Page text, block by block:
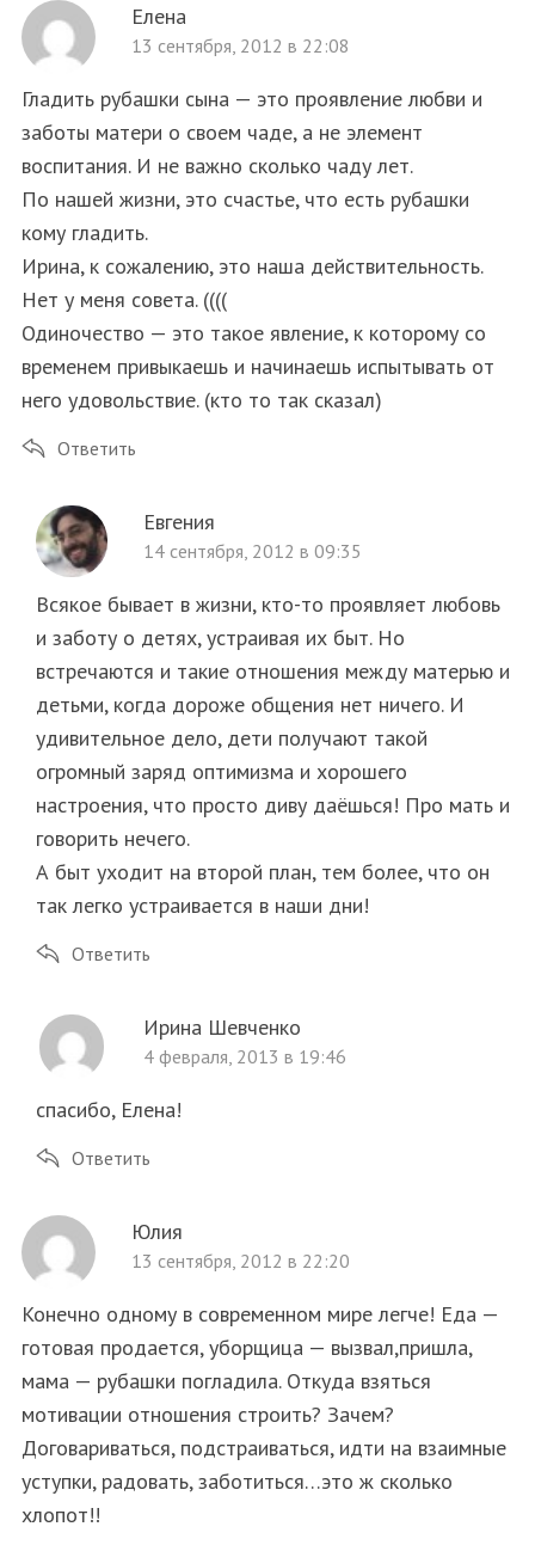
Елена
13 сентября, 2012 в 22:08
Гладить рубашки сына — это проявление любви и
заботы матери о своем чаде, а не элемент
воспитания. И не важно сколько чаду лет.
По нашей жизни, это счастье, что есть рубашки
кому гладить.
Ирина, к сожалению, это наша действительность.
Нет у меня совета. ((((
Одиночество — это такое явление, к которому со
временем привыкаешь и начинаешь испытывать от
него удовольствие. (кто то так сказал)
Ответить
Евгения
14 сентября, 2012 в 09:35
Всякое бывает в жизни, кто-то проявляет любовь
и заботу о детях, устраивая их быт. Но
встречаются и такие отношения между матерью и
детьми, когда дороже общения нет ничего. И
удивительное дело, дети получают такой
огромный заряд оптимизма и хорошего
настроения, что просто диву даёшься! Про мать и
говорить нечего.
А быт уходит на второй план, тем более, что он
так легко устраивается в наши дни!
Ответить
Ирина Шевченко
4 февраля, 2013 в 19:46
спасибо, Елена!
Ответить
Юлия
13 сентября, 2012 в 22:20
Конечно одному в современном мире легче! Еда —
готовая продается, уборщица — вызвал,пришла,
мама — рубашки погладила. Откуда взяться
мотивации отношения строить? Зачем?
Договариваться, подстраиваться, идти на взаимные
уступки, радовать, заботиться…это ж сколько
хлопот!!
S
r
f
o
r
:
По авторам